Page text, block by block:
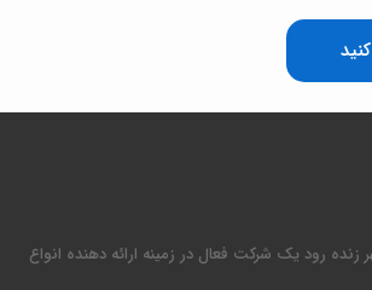
رود یک شرکت فعال در زمینه ارائه دهنده انواع